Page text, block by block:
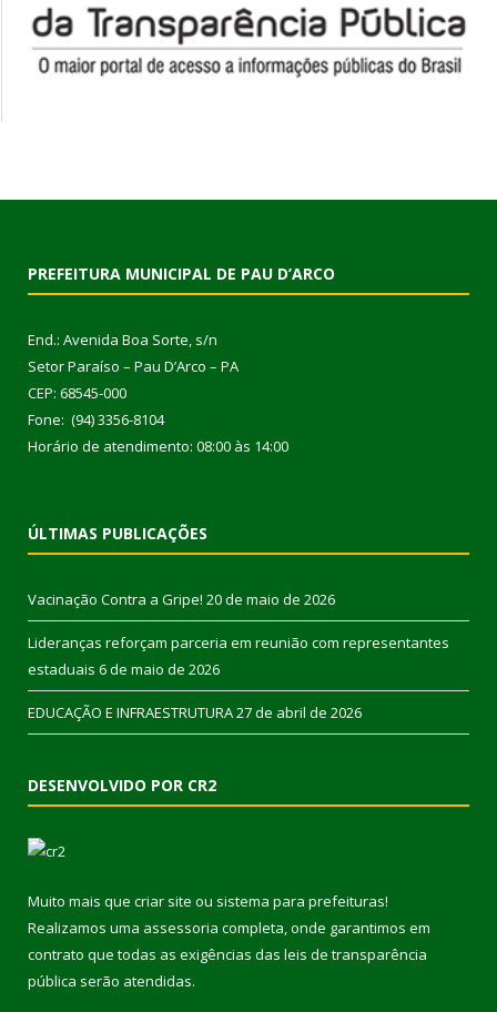
PREFEITURA MUNICIPAL DE PAU D’ARCO
End.: Avenida Boa Sorte, s/n
Setor Paraíso – Pau D’Arco – PA
CEP: 68545-000
Fone: (94) 3356-8104
Horário de atendimento: 08:00 às 14:00
ÚLTIMAS PUBLICAÇÕES
Vacinação Contra a Gripe! 20 de maio de 2026
Lideranças reforçam parceria em reunião com representantes
estaduais 6 de maio de 2026
EDUCAÇÃO E INFRAESTRUTURA27 de abril de 2026
DESENVOLVIDO POR CR2
Muito mais que criar site ou sistema para prefeituras!
Realizamos uma assessoria completa, onde garantimos em
contrato que todas as exigências das leis de transparência
pública serão atendidas.